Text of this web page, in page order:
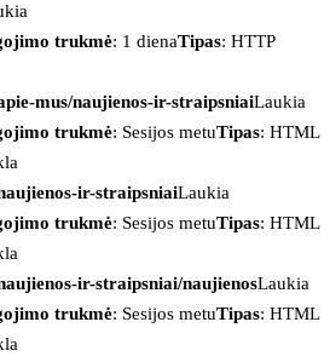
trukmė: 1 dienaTipas: HTTP
mus/naujienos-ir-straipsniaiLaukia
trukmė: Sesijos metuTipas: HTML
ir-straipsniaiLaukia
trukmė: Sesijos metuTipas: HTML
ir-straipsniai/naujienosLaukia
trukmė: Sesijos metuTipas: HTML